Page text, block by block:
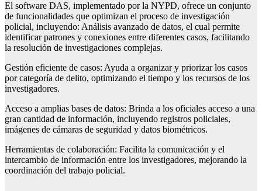
El software DAS, implementado por la NYPD, ofrece un conjunto
de funcionalidades que optimizan el proceso de investigación
policial, incluyendo: Análisis avanzado de datos, el cual permite
identificar patrones y conexiones entre diferentes casos, facilitando
la resolución de investigaciones complejas.
Gestión eficiente de casos: Ayuda a organizar y priorizar los casos
por categoría de delito, optimizando el tiempo y los recursos de los
investigadores.
Acceso a amplias bases de datos: Brinda a los oficiales acceso a una
gran cantidad de información, incluyendo registros policiales,
imágenes de cámaras de seguridad y datos biométricos.
Herramientas de colaboración: Facilita la comunicación y el
intercambio de información entre los investigadores, mejorando la
coordinación del trabajo policial.